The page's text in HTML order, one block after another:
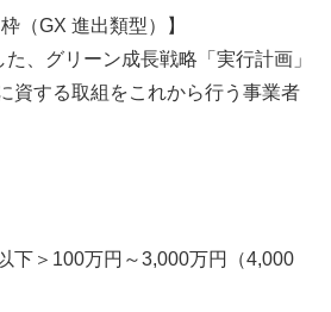
（GX 進出類型）】
、グリーン成長戦略「実行計画」
資する取組をこれから行う事業者
＞100万円～3,000万円（4,000